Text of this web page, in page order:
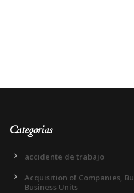
Categorias
accidente de trabajo
Acquisition of Companies,
Business Units